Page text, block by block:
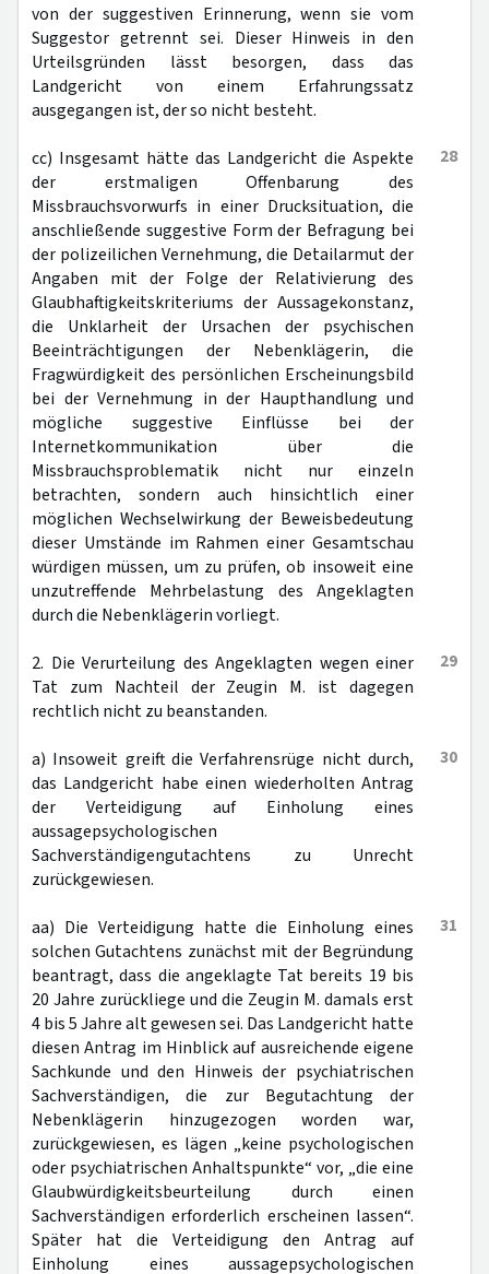
von der suggestiven Erinnerung, wenn sie vom
Suggestor getrennt sei. Dieser Hinweis in den
Urteilsgründen lässt besorgen, dass das
Landgericht von einem Erfahrungssatz
ausgegangen ist, der so nicht besteht.
28
cc) Insgesamt hätte das Landgericht die Aspekte
der erstmaligen Offenbarung des
Missbrauchsvorwurfs in einer Drucksituation, die
anschließende suggestive Form der Befragung bei
der polizeilichen Vernehmung, die Detailarmut der
Angaben mit der Folge der Relativierung des
Glaubhaftigkeitskriteriums der Aussagekonstanz,
die Unklarheit der Ursachen der psychischen
Beeinträchtigungen der Nebenklägerin, die
Fragwürdigkeit des persönlichen Erscheinungsbild
bei der Vernehmung in der Haupthandlung und
mögliche suggestive Einflüsse bei der
Internetkommunikation über die
Missbrauchsproblematik nicht nur einzeln
betrachten, sondern auch hinsichtlich einer
möglichen Wechselwirkung der Beweisbedeutung
dieser Umstände im Rahmen einer Gesamtschau
würdigen müssen, um zu prüfen, ob insoweit eine
unzutreffende Mehrbelastung des Angeklagten
durch die Nebenklägerin vorliegt.
29
2. Die Verurteilung des Angeklagten wegen einer
Tat zum Nachteil der Zeugin M. ist dagegen
rechtlich nicht zu beanstanden.
30
a) Insoweit greift die Verfahrensrüge nicht durch,
das Landgericht habe einen wiederholten Antrag
der Verteidigung auf Einholung eines
aussagepsychologischen
Sachverständigengutachtens zu Unrecht
zurückgewiesen.
31
aa) Die Verteidigung hatte die Einholung eines
solchen Gutachtens zunächst mit der Begründung
beantragt, dass die angeklagte Tat bereits 19 bis
20 Jahre zurückliege und die Zeugin M. damals erst
4 bis 5 Jahre alt gewesen sei. Das Landgericht hatte
diesen Antrag im Hinblick auf ausreichende eigene
Sachkunde und den Hinweis der psychiatrischen
Sachverständigen, die zur Begutachtung der
Nebenklägerin hinzugezogen worden war,
zurückgewiesen, es lägen „keine psychologischen
oder psychiatrischen Anhaltspunkte“ vor, „die eine
Glaubwürdigkeitsbeurteilung durch einen
Sachverständigen erforderlich erscheinen lassen“.
Später hat die Verteidigung den Antrag auf
Einholung eines aussagepsychologischen